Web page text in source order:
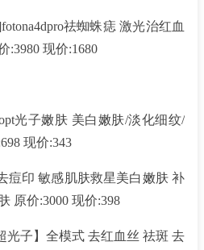
祛蜘蛛痣 激光治红血
:3980 现价:1680
光子嫩肤 美白嫩肤/淡化细纹/
现价:343
痘印 敏感肌肤救星美白嫩肤 补
原价:3000 现价:398
光子】全模式 去红血丝 祛斑 去